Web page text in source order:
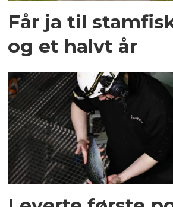
Får ja til
og et halvt år